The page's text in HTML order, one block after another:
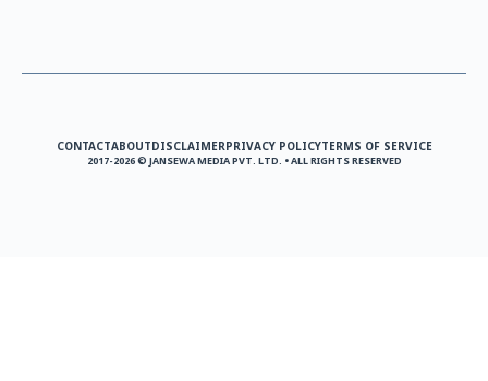
CONTACTABOUTDISCLAIMERPRIVACY POLICYTERMS OF SERVICE
2017-2026 © JANSEWA MEDIA PVT. LTD. • ALL RIGHTS RESERVED